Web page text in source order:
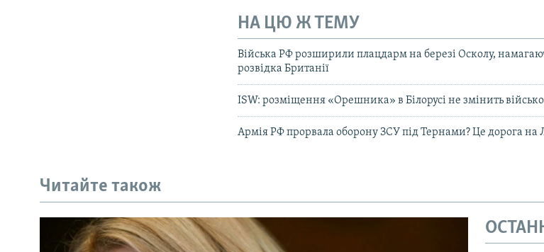
НА ЦЮ Ж ТЕМУ
Війська РФ розширили плацдарм на березі Осколу,
розвідка Британії
ISW: розміщення «Орешника» в Білорусі не змінить
Армія РФ прорвала оборону ЗСУ під Тернами? Це дорога на
Читайте також